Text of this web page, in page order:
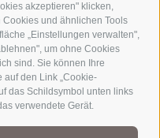
akzeptieren" klicken,
und ähnlichen Tools
„Einstellungen verwalten",
um ohne Cookies
sind. Sie können Ihre
den Link „Cookie-
das Schildsymbol unten links
verwendete Gerät.
Zinnen Dolomiten